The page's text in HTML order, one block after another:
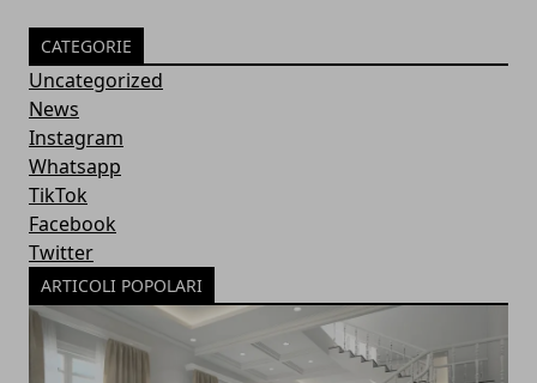
CATEGORIE
Uncategorized
News
Instagram
Whatsapp
TikTok
Facebook
Twitter
ARTICOLI POPOLARI